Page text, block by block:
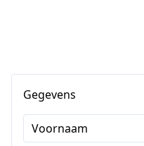
Gegevens
Voornaam